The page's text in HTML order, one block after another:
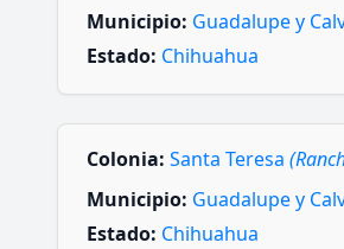
Municipio: Guadalupe y
Estado: Chihuahua
Colonia: Santa Teresa
Municipio: Guadalupe y
Estado: Chihuahua